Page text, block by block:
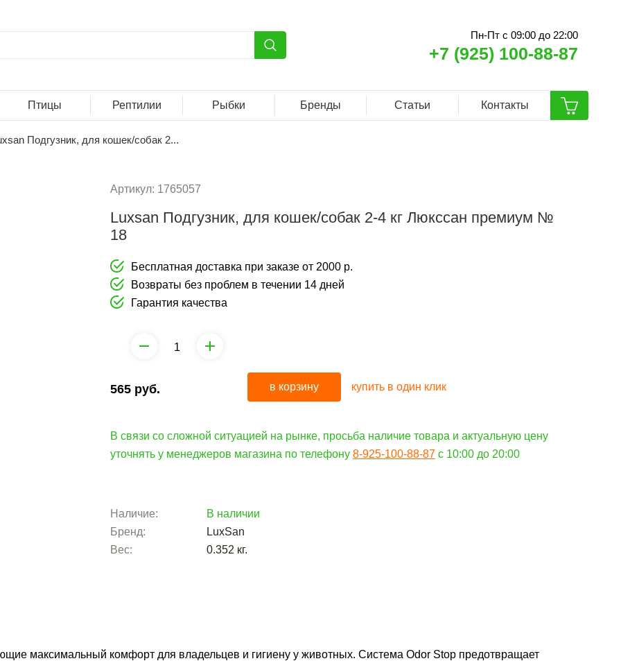
Пн-Пт с 09:00 до 22:00
+7 (925) 100-88-87
Птицы Рептилии Рыбки Бренды Статьи Контакты
Подгузник, для кошек/собак 2...
Артикул: 1765057
Luxsan Подгузник, для кошек/собак 2-4 кг Люкссан премиум №
18
Бесплатная доставка при заказе от 2000 р.
Возвраты без проблем в течении 14 дней
Гарантия качества
565 руб. в корзину купить в один клик
В связи со сложной ситуацией на рынке, просьба наличие товара и актуальную цену
уточнять у менеджеров магазина по телефону 8-925-100-88-87 c 10:00 до 20:00
Наличие:
В наличии
Бренд:
LuxSan
Вес:
0.352 кг.
максимальный комфорт для владельцев и гигиену у животных. Система Odor Stop предотвращает